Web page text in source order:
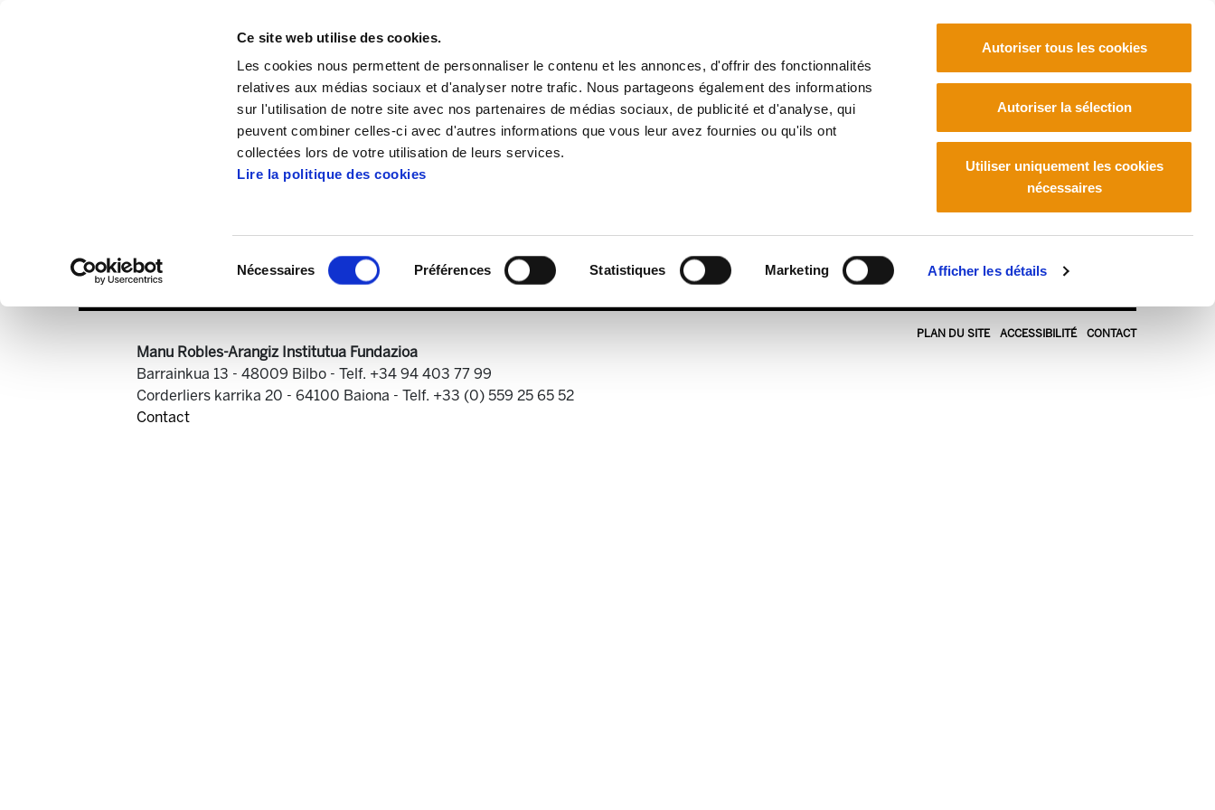
Ce site web utilise des cookies.
Les cookies nous permettent de personnaliser le contenu et les annonces, d'offrir des fonctionnalités
relatives aux médias sociaux et d'analyser notre trafic. Nous partageons également des informations
sur l'utilisation de notre site avec nos partenaires de médias sociaux, de publicité et d'analyse, qui
peuvent combiner celles-ci avec d'autres informations que vous leur avez fournies ou qu'ils ont
collectées lors de votre utilisation de leurs services.
Lire la politique des cookies
Nécessaires Préférences Statistiques Marketing Afficher les détails
Autoriser tous les cookies
Autoriser la sélection
Utiliser uniquement les cookies
nécessaires
Publications ELA Astekaria ELA Astekaria 281
PLAN DU SITE ACCESSIBILITÉ CONTACT
Manu Robles-Arangiz Institutua Fundazioa
Barrainkua 13 - 48009 Bilbo - Telf. +34 94 403 77 99
Corderliers karrika 20 - 64100 Baiona - Telf. +33 (0) 559 25 65 52
Contact